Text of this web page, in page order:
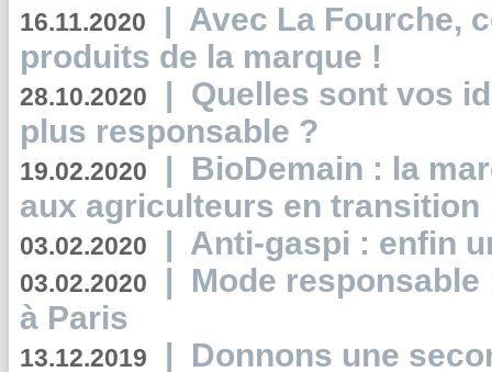
16.11.2020 | Avec La Fourche,
produits de la marque !
28.10.2020 | Quelles sont vos
plus responsable ?
19.02.2020 | BioDemain : la
aux agriculteurs en transition
03.02.2020 | Anti-gaspi : enfin
03.02.2020 | Mode
à Paris
13.12.2019 | Donnons une